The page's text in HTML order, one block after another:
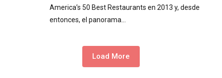
America’s 50 Best Restaurants en 2013 y, desde
entonces, el panorama…
Load More